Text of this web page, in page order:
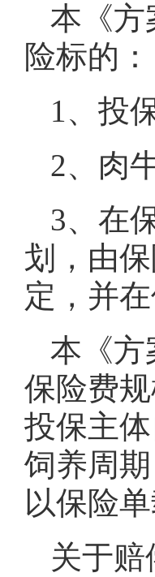
本《方
险标的：
1、投
2、肉
3、在
划，由
定，并
本《方
保险费
投保主
饲养周
以保险
关于